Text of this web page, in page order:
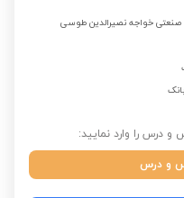
صنعتی خواجه نصیرالدین طوسی
درس را وارد نمایید:
و درس